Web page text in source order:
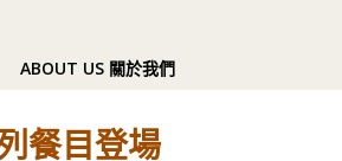
ABOUT US 關於我們
餐目登場